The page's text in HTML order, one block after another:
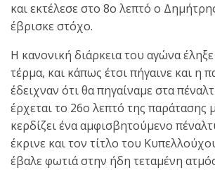
και εκτέλεσε στο 8ο λεπτό ο
έβρισκε στόχο.
Η κανονική διάρκεια του αγώνα
τέρμα, και κάπως έτσι πήγαινε και η
έδειχναν ότι θα πηγαίναμε στα
έρχεται το 26ο λεπτό της παράτασης
κερδίζει ένα αμφισβητούμενο
έκρινε και τον τίτλο του
έβαλε φωτιά στην ήδη τεταμένη